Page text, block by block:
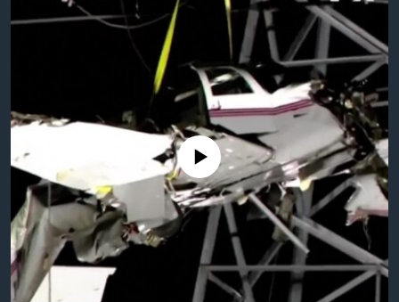
ပင်မ
သို့
ကြည့်
ရှာဖွေ
ရန်
နေရာ
သို့
ရုပ်ရှင်ထဲက အင်္ဂလိပ်စာ
သုတပဒေသာ အင်္ဂလိပ်စာ
တီဗွီ
ရေဒီယို/တီဗွီအစီအစဉ်
ဗွီအိုအေ လူမှုကွန်ယက်များ
ဘာသာစကားများ
No media source currently available